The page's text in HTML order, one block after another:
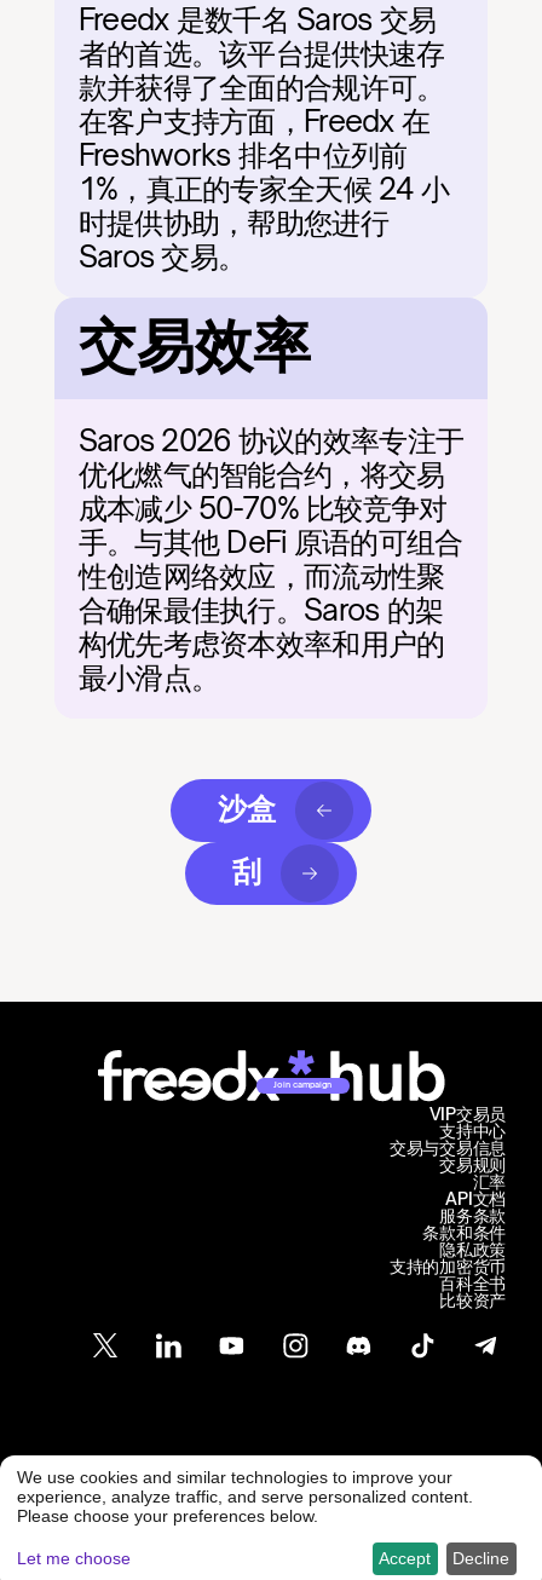
Freedx 是数千名 Saros 交易
者的首选。该平台提供快速存
款并获得了全面的合规许可。
在客户支持方面，Freedx 在
Freshworks 排名中位列前
1%，真正的专家全天候 24 小
时提供协助，帮助您进行
Saros 交易。
交易效率
Saros 2026 协议的效率专注于
优化燃气的智能合约，将交易
成本减少 50-70% 比较竞争对
手。与其他 DeFi 原语的可组合
性创造网络效应，而流动性聚
合确保最佳执行。Saros 的架
构优先考虑资本效率和用户的
最小滑点。
沙盒
刮
Join campaign
支持中心
交易与交易信息
VIP交易员
交易规则
汇率
API文档
服务条款
条款和条件
隐私政策
支持的加密货币
百科全书
比较资产
客户支持
support@freedx.com @ Freedx 2026
We use cookies and similar technologies to improve your
experience, analyze traffic, and serve personalized content.
Please choose your preferences below.
Let me choose Decline
Accept